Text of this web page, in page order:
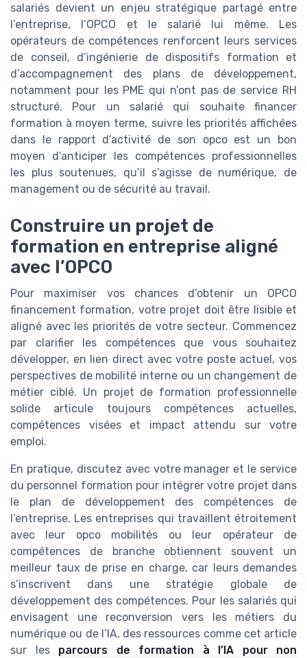
salariés devient un enjeu stratégique partagé entre
l’entreprise, l’OPCO et le salarié lui même. Les
opérateurs de compétences renforcent leurs services
de conseil, d’ingénierie de dispositifs formation et
d’accompagnement des plans de développement,
notamment pour les PME qui n’ont pas de service RH
structuré. Pour un salarié qui souhaite financer
formation à moyen terme, suivre les priorités affichées
dans le rapport d’activité de son opco est un bon
moyen d’anticiper les compétences professionnelles
les plus soutenues, qu’il s’agisse de numérique, de
management ou de sécurité au travail.
Construire un projet de
formation en entreprise aligné
avec l’OPCO
Pour maximiser vos chances d’obtenir un OPCO
financement formation, votre projet doit être lisible et
aligné avec les priorités de votre secteur. Commencez
par clarifier les compétences que vous souhaitez
développer, en lien direct avec votre poste actuel, vos
perspectives de mobilité interne ou un changement de
métier ciblé. Un projet de formation professionnelle
solide articule toujours compétences actuelles,
compétences visées et impact attendu sur votre
emploi.
En pratique, discutez avec votre manager et le service
du personnel formation pour intégrer votre projet dans
le plan de développement des compétences de
l’entreprise. Les entreprises qui travaillent étroitement
avec leur opco mobilités ou leur opérateur de
compétences de branche obtiennent souvent un
meilleur taux de prise en charge, car leurs demandes
s’inscrivent dans une stratégie globale de
développement des compétences. Pour les salariés qui
envisagent une reconversion vers les métiers du
numérique ou de l’IA, des ressources comme cet article
sur les parcours de formation à l’IA pour non